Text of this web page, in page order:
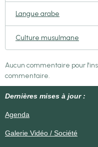
Langue arabe
Culture musulmane
Aucun commentaire pour
commentaire.
Dernières mises à jour :
Agenda
Galerie Vidéo / Société